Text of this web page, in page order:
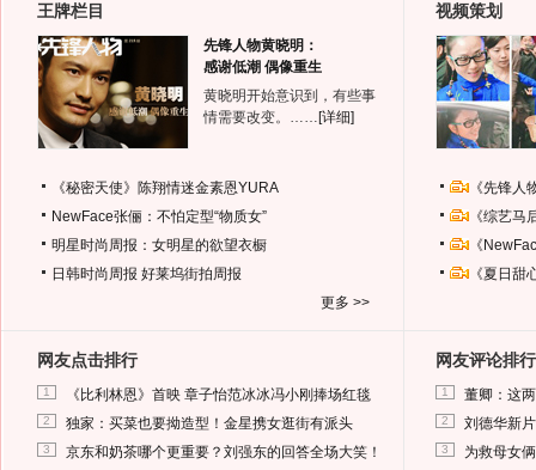
王牌栏目
先锋人物黄晓明：
感谢低潮 偶像重生
黄晓明开始意识到，有些事
情需要改变。…… [详细]
《秘密天使》陈翔情迷金素恩YURA
NewFace张俪：不怕定型“物质女”
明星时尚周报：女明星的欲望衣橱
日韩时尚周报 好莱坞街拍周报
更多 >>
视频策划
《先锋
《综艺
《
《夏日
网友点击排行
1 《比利林恩》首映 章子怡范冰冰冯小刚捧场红毯
2 独家：买菜也要拗造型！金星携女逛街有派头
3 京东和奶茶哪个更重要？刘强东的回答全场大笑！
网友评论排行
1 董卿：这
2 刘德华新
3 为救母女